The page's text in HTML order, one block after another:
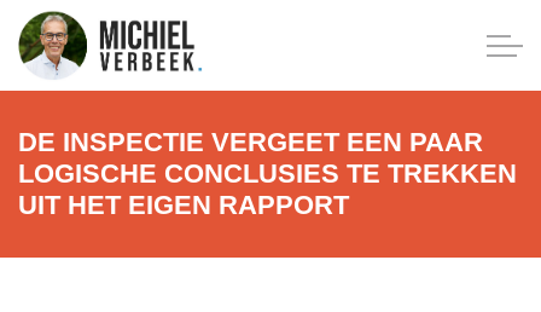
DE INSPECTIE VERGEET EEN PAAR
LOGISCHE CONCLUSIES TE TREKKEN
UIT HET EIGEN RAPPORT